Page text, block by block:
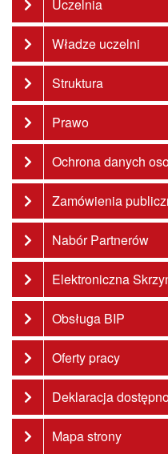
Uczelnia
Władze uczelni
Struktura
Prawo
Ochrona danych
Zamówienia
Nabór Partnerów
Elektroniczna
Obsługa BIP
Oferty pracy
Deklaracja
Mapa strony